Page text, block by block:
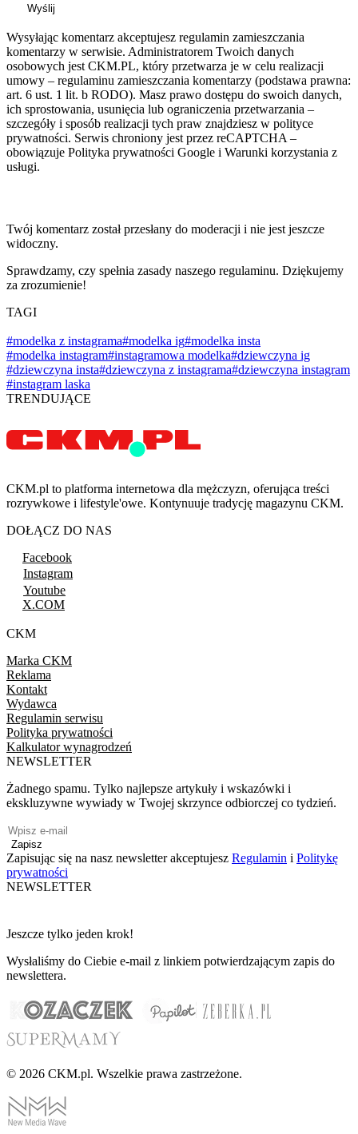
Wyślij
Wysyłając komentarz akceptujesz regulamin zamieszczania
komentarzy w serwisie. Administratorem Twoich danych
osobowych jest CKM.PL, który przetwarza je w celu realizacji
umowy – regulaminu zamieszczania komentarzy (podstawa prawna:
art. 6 ust. 1 lit. b RODO). Masz prawo dostępu do swoich danych,
ich sprostowania, usunięcia lub ograniczenia przetwarzania –
szczegóły i sposób realizacji tych praw znajdziesz w polityce
prywatności. Serwis chroniony jest przez reCAPTCHA –
obowiązuje Polityka prywatności Google i Warunki korzystania z
usługi.
Twój komentarz został przesłany do moderacji i nie jest jeszcze
widoczny.
Sprawdzamy, czy spełnia zasady naszego regulaminu. Dziękujemy
za zrozumienie!
TAGI
#modelka z instagrama#modelka ig#modelka insta
#modelka instagram#instagramowa modelka#dziewczyna ig
#dziewczyna insta#dziewczyna z instagrama#dziewczyna instagram
#instagram laska
TRENDUJĄCE
CKM.pl to platforma internetowa dla mężczyzn, oferująca treści
rozrywkowe i lifestyle'owe. Kontynuuje tradycję magazynu CKM.
DOŁĄCZ DO NAS
Facebook
Instagram
Youtube
X.COM
CKM
Marka CKM
Reklama
Kontakt
Wydawca
Regulamin serwisu
Polityka prywatności
Kalkulator wynagrodzeń
NEWSLETTER
Żadnego spamu. Tylko najlepsze artykuły i wskazówki i
ekskluzywne wywiady w Twojej skrzynce odbiorczej co tydzień.
Zapisz
Zapisując się na nasz newsletter akceptujesz Regulamin i Politykę
prywatności
NEWSLETTER
Jeszcze tylko jeden krok!
Wysłaliśmy do Ciebie e-mail z linkiem potwierdzającym zapis do
newslettera.
© 2026 CKM.pl. Wszelkie prawa zastrzeżone.